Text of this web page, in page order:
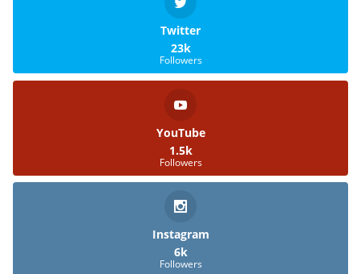
Twitter
23k
Followers
YouTube
1.5k
Followers
Instagram
6k
Followers